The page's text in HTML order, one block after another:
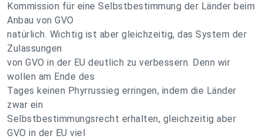
Kommission für eine Selbstbestimmung der Länder beim
Anbau von GVO
natürlich. Wichtig ist aber gleichzeitig, das System der
Zulassungen
von GVO in der EU deutlich zu verbessern. Denn wir
wollen am Ende des
Tages keinen Phyrrussieg erringen, indem die Länder
zwar ein
Selbstbestimmungsrecht erhalten, gleichzeitig aber
GVO in der EU viel